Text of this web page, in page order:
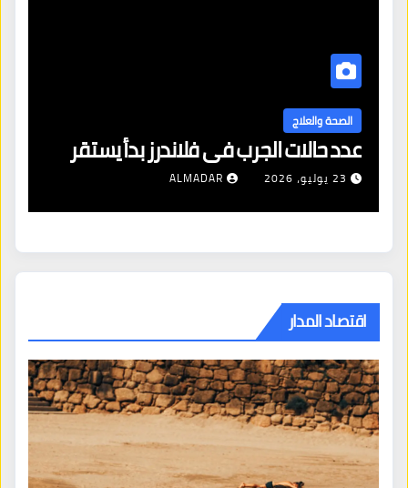
الصحة والعلاج
عدد حالات الجرب في فلاندرز بدأ يستقر
23 يوليو، 2026 ALMADAR
اقتصاد المدار